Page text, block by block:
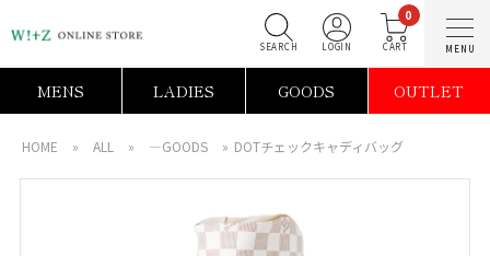
0
MENS LADIES GOODS OUTLET
HOME » ALL » ―GOODS » DOTチェックキャディバッグ